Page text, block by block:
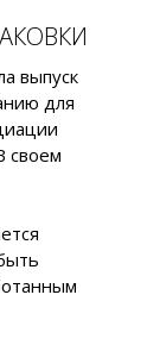
выпуск
для
своем